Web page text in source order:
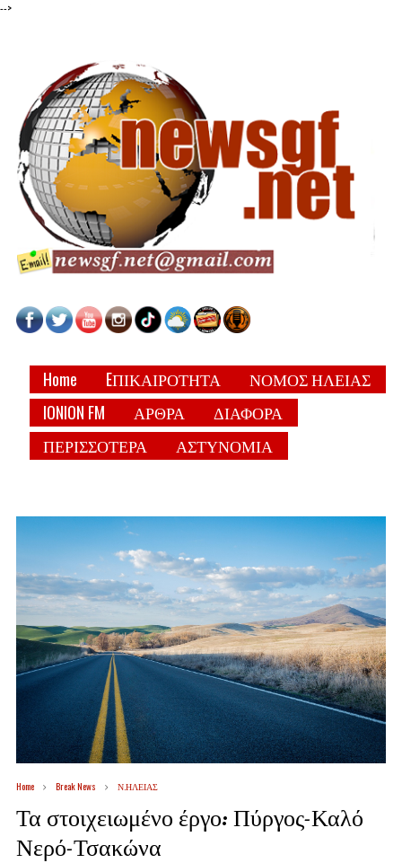
-->
Home EΠΙΚΑΙΡΟΤΗΤΑ
ΝΟΜΟΣ ΗΛΕΙΑΣ
IONION FM
ΑΡΘΡΑ
ΔΙΑΦΟΡΑ
ΠΕΡΙΣΣΟΤΕΡΑ
ΑΣΤΥΝΟΜΙΑ
Home Break News Ν.ΗΛΕΙΑΣ
Τα στοιχειωμένο έργο: Πύργος-Καλό
Νερό-Τσακώνα